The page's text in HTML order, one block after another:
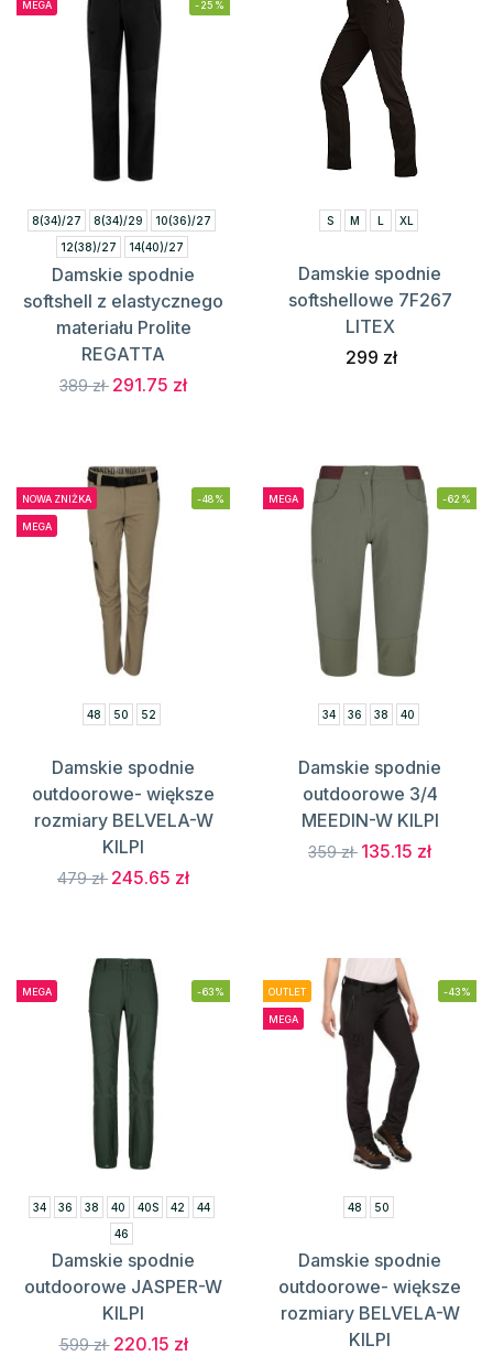
MEGA -25%
8(34)/27 8(34)/29
10(36)/27
12(38)/27
14(40)/27
16(42)/27
16(42)/29
18(44)/27
18(44)/29
20(46)/27
20(46)/29
Damskie spodnie
softshell z elastycznego
materiału Prolite
REGATTA
389 zł 291.75 zł
S M L XL
Damskie spodnie
softshellowe 7F267
LITEX
299 zł
NOWA ZNIŻKA
MEGA
-48%
48 50 52
Damskie spodnie
outdoorowe- większe
rozmiary BELVELA-W
KILPI
479 zł 245.65 zł
MEGA -62%
34 36 38 40
Damskie spodnie
outdoorowe 3/4
MEEDIN-W KILPI
359 zł 135.15 zł
MEGA -63%
34 36 38 40 40S 42
44
46
Damskie spodnie
outdoorowe JASPER-W
KILPI
599 zł 220.15 zł
OUTLET
MEGA
-43%
48 50
Damskie spodnie
outdoorowe- większe
rozmiary BELVELA-W
KILPI